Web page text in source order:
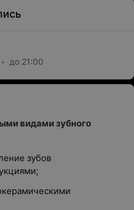
до 21:00
видами зубного
зубов